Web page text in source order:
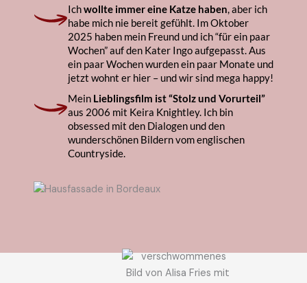
Ichwollte immer eine Katze haben, aber ich
habe mich nie bereit gefühlt. Im Oktober
2025 haben mein Freund und ich “für ein paar
Wochen” auf den Kater Ingo aufgepasst. Aus
ein paar Wochen wurden ein paar Monate und
jetzt wohnt er hier – und wir sind mega happy!
Mein Lieblingsfilm ist “Stolz und Vorurteil”
aus 2006 mit Keira Knightley. Ich bin
obsessed mit den Dialogen und den
wunderschönen Bildern vom englischen
Countryside.